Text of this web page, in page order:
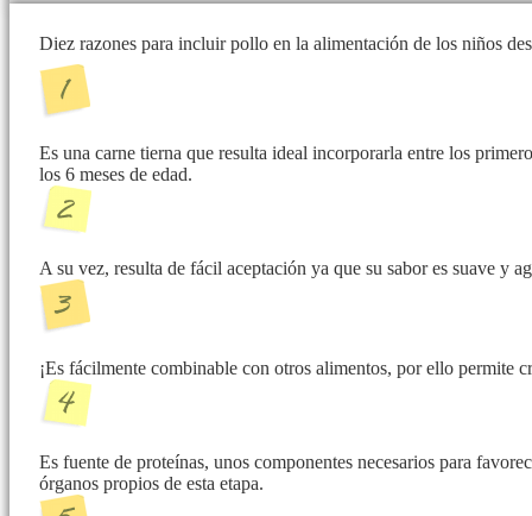
Diez razones para incluir pollo en la alimentación de los niños
Es una carne tierna que resulta ideal incorporarla entre los
los 6 meses de edad.
A su vez, resulta de fácil aceptación ya que su sabor es suave y
¡Es fácilmente combinable con otros alimentos, por ello permite
Es fuente de proteínas, unos componentes necesarios para
órganos propios de esta etapa.